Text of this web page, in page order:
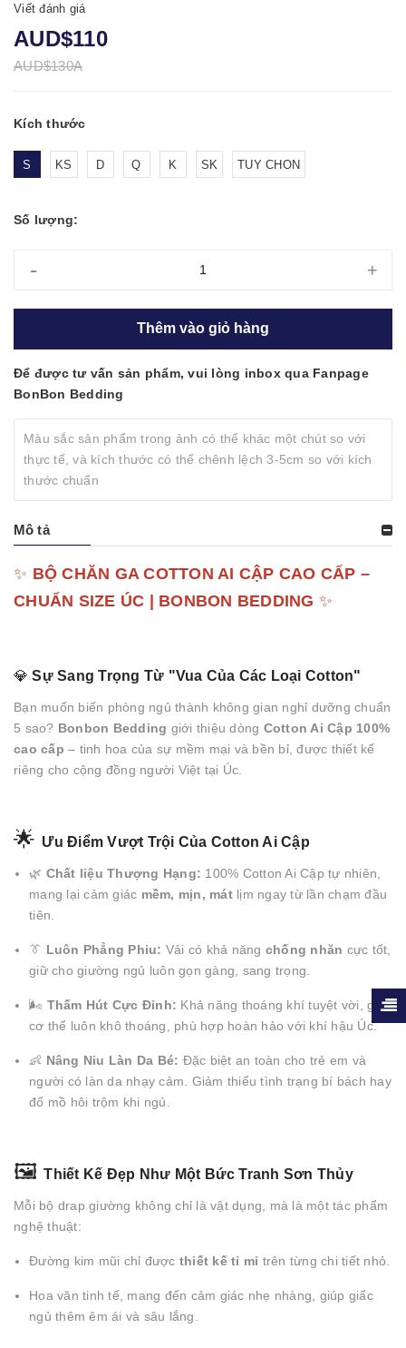
Viết đánh giá
AUD$110
AUD$130A
Kích thước
S KS D Q K SK TUY CHON
Số lượng:
- +
Thêm vào giỏ hàng
Để được tư vấn sản phẩm, vui lòng inbox qua Fanpage
BonBon Bedding
Màu sắc sản phẩm trong ảnh có thể khác một chút so với
thực tế, và kích thước có thể chênh lệch 3-5cm so với kích
thước chuẩn
Mô tả
✨ BỘ CHĂN GA COTTON AI CẬP CAO CẤP –
CHUẨN SIZE ÚC | BONBON BEDDING ✨
💎Sự Sang Trọng Từ "Vua Của Các Loại Cotton"
Bạn muốn biến phòng ngủ thành không gian nghỉ dưỡng chuẩn
5 sao? Bonbon Bedding giới thiệu dòng Cotton Ai Cập 100%
cao cấp – tinh hoa của sự mềm mại và bền bỉ, được thiết kế
riêng cho cộng đồng người Việt tại Úc.
🌟 Ưu Điểm Vượt Trội Của Cotton Ai Cập
🌿 Chất liệu Thượng Hạng: 100% Cotton Ai Cập tự nhiên,
mang lại cảm giác mềm, mịn, mátlịm ngay từ lần chạm đầu
tiên.
👔 Luôn Phẳng Phiu: Vải có khả năng chống nhăn cực tốt,
giữ cho giường ngủ luôn gọn gàng, sang trọng.
🌬️ Thấm Hút Cực Đỉnh: Khả năng thoáng khí tuyệt vời, giúp
cơ thể luôn khô thoáng, phù hợp hoàn hảo với khí hậu Úc.
👶 Nâng Niu Làn Da Bé: Đặc biệt an toàn cho trẻ em và
người có làn da nhạy cảm. Giảm thiểu tình trạng bí bách hay
đổ mồ hôi trộm khi ngủ.
🖼️Thiết Kế Đẹp Như Một Bức Tranh Sơn Thủy
Mỗi bộ drap giường không chỉ là vật dụng, mà là một tác phẩm
nghệ thuật:
Đường kim mũi chỉ được thiết kế tỉ mỉ trên từng chi tiết nhỏ.
Hoa văn tinh tế, mang đến cảm giác nhẹ nhàng, giúp giấc
ngủ thêm êm ái và sâu lắng.